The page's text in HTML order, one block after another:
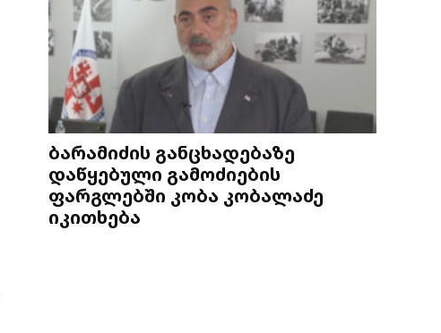
ბარამიძის განცხადებაზე
დაწყებული გამოძიების
ფარგლებში კობა კობალაძე
იკითხება